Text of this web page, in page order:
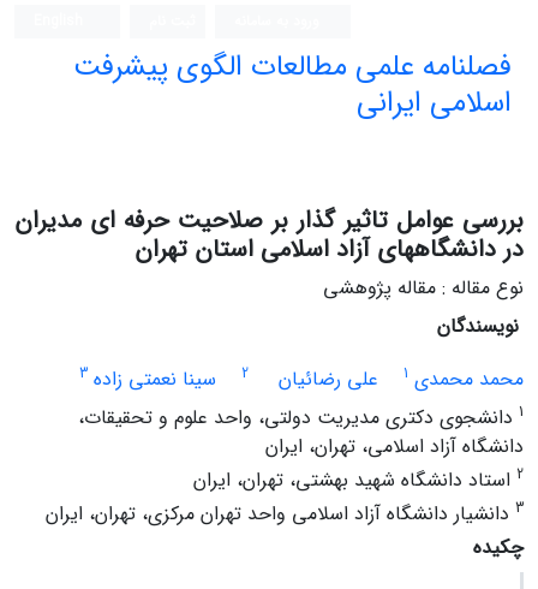
فصلنامه علمی مطالعات الگوی پیشرفت
اسلامی ایرانی
بررسی عوامل تاثیر گذار بر صلاحیت حرفه ای مدیران
در دانشگاههای آزاد اسلامی استان تهران
نوع مقاله : مقاله پژوهشی
نویسندگان
محمد محمدی 1 علی رضائیان 2 سینا نعمتی زاده 3
1 دانشجوی دکتری مدیریت دولتی، واحد علوم و تحقیقات،
دانشگاه آزاد اسلامی، تهران، ایران
2 استاد دانشگاه شهید بهشتی، تهران، ایران
3 دانشیار دانشگاه آزاد اسلامی واحد تهران مرکزی، تهران، ایران
چکیده